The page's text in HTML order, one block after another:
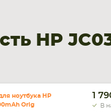
HP
ноутбука HP
Orig
1
В